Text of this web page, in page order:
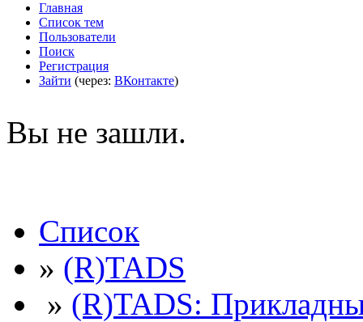
Главная
Список тем
Пользователи
Поиск
Регистрация
Зайти (через: ВКонтакте)
Вы не зашли.
Список
» (R)TADS
» (R)TADS: